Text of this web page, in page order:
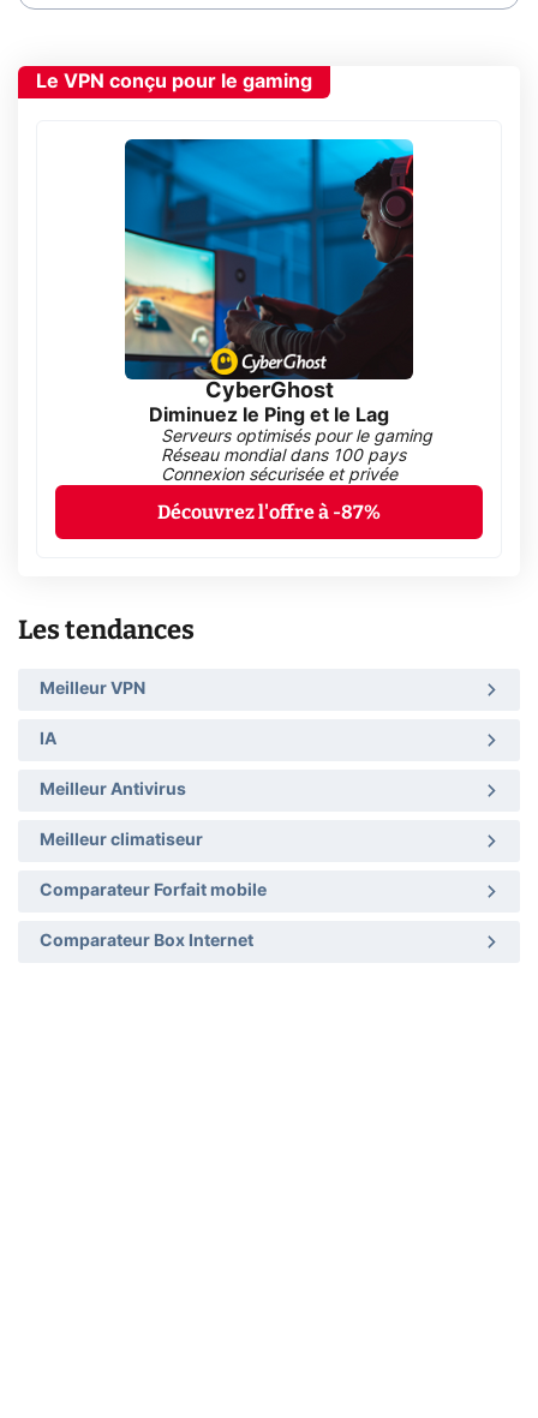
Le VPN conçu pour le gaming
CyberGhost
Diminuez le Ping et le Lag
Serveurs optimisés pour le gaming
Réseau mondial dans 100 pays
Connexion sécurisée et privée
Découvrez l'offre à -87%
Les tendances
Meilleur VPN
IA
Meilleur Antivirus
Meilleur climatiseur
Comparateur Forfait mobile
Comparateur Box Internet